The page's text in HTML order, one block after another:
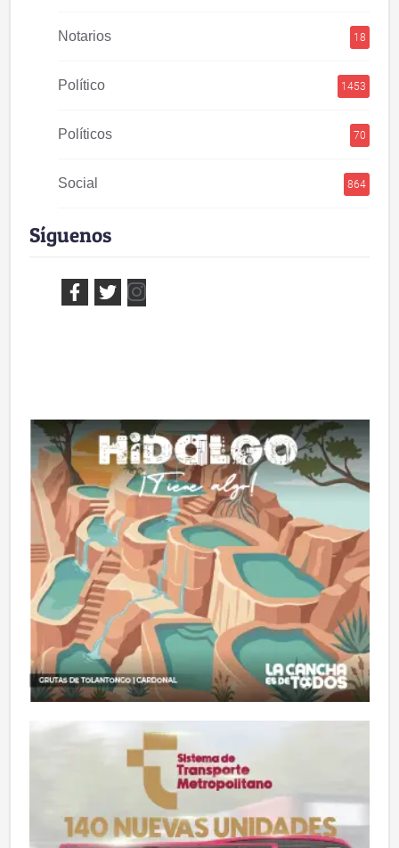
Notarios 18
Político 1453
Políticos 70
Social 864
Síguenos